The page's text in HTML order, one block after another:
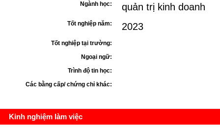
Ngành học: quản trị kinh doanh
Tốt nghiệp năm: 2023
Tốt nghiệp tại trường:
Ngoại ngữ:
Trình độ tin học:
Các bằng cấp/ chứng chỉ khác:
Kinh nghiệm làm việc